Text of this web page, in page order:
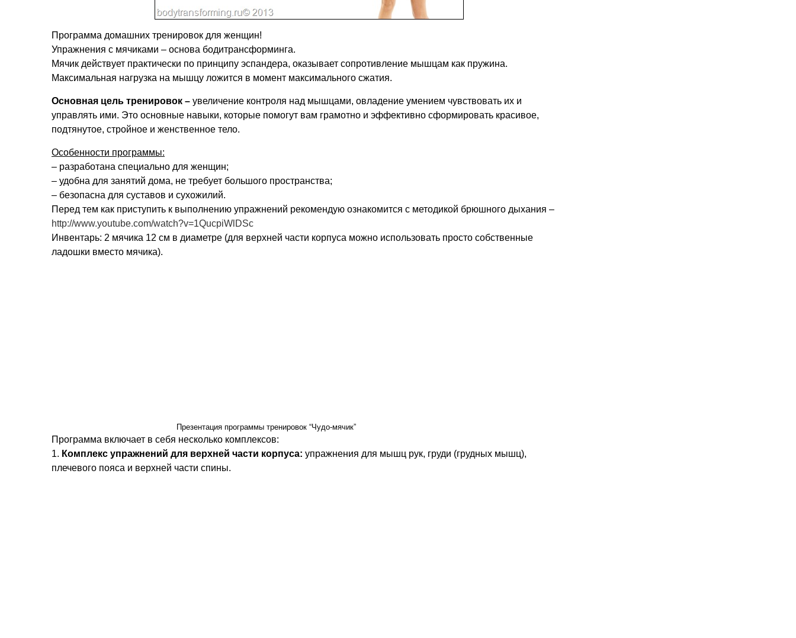
Программа домашних тренировок для женщин!
Упражнения с мячиками – основа бодитрансформинга.
Мячик действует практически по принципу эспандера, оказывает сопротивление мышцам как пружина.
Максимальная нагрузка на мышцу ложится в момент максимального сжатия.
Основная цель тренировок – увеличение контроля над мышцами, овладение умением чувствовать их и
управлять ими. Это основные навыки, которые помогут вам грамотно и эффективно сформировать красивое,
подтянутое, стройное и женственное тело.
Особенности программы:
– разработана специально для женщин;
– удобна для занятий дома, не требует большого пространства;
– безопасна для суставов и сухожилий.
Перед тем как приступить к выполнению упражнений рекомендую ознакомится с методикой брюшного дыхания –
http://www.youtube.com/watch?v=1QucpiWlDSc
Инвентарь: 2 мячика 12 см в диаметре (для верхней части корпуса можно использовать просто собственные
ладошки вместо мячика).
Презентация программы тренировок “Чудо-мячик”
Программа включает в себя несколько комплексов:
1. Комплекс упражнений для верхней части корпуса: упражнения для мышц рук, груди (грудных мышц),
плечевого пояса и верхней части спины.